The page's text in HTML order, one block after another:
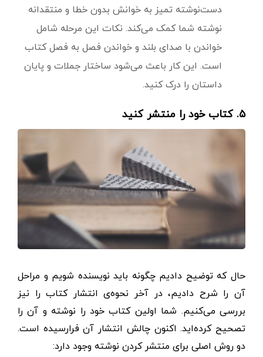
دست‌نوشته تمیز به خوانش بدون خطا و منتقدانه
نوشته شما کمک می‌کند. نکات این مرحله شامل
خواندن با صدای بلند و خواندن فصل به فصل کتاب
است. این کار باعث می‌شود ساختار جملات و پایان
داستان را درک کنید.
۵. کتاب خود را منتشر کنید
حال که توضیح دادیم چگونه باید نویسنده شویم و مراحل
آن را شرح دادیم، در آخر نحوه‌ی انتشار کتاب را نیز
بررسی می‌کنیم. شما اولین کتاب خود را نوشته و آن را
تصحیح کرده‌اید. اکنون چالش انتشار آن فرارسیده است.
دو روش اصلی برای منتشر کردن نوشته وجود دارد: